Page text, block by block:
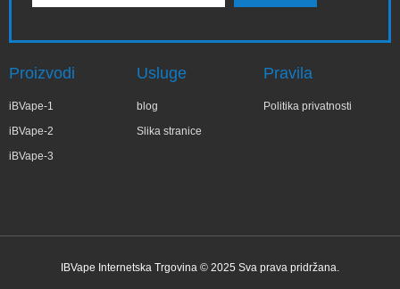
Proizvodi
iBVape-1
iBVape-2
iBVape-3
Usluge
blog
Slika stranice
Pravila
Politika privatnosti
IBVape Internetska Trgovina © 2025 Sva prava pridržana.
✕
Bar***ra